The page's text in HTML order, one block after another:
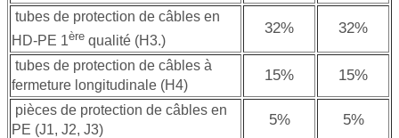
tubes de protection de câbles en
HD-PE 1ère qualité (H3.)
32% 32%
tubes de protection de câbles à
fermeture longitudinale (H4)
15% 15%
pièces de protection de câbles en
PE (J1, J2, J3)
5% 5%